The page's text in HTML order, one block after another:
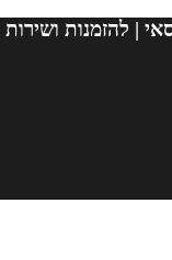
| להזמנות ושירות